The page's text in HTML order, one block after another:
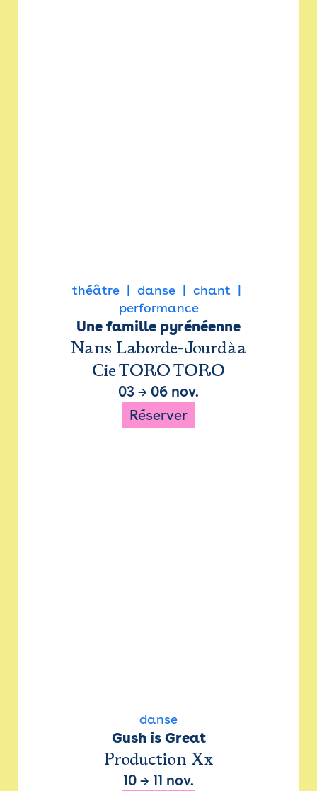
théâtre danse
chant
performance
Une famille pyrénéenne
Nans Laborde-Jourdàa
Cie TORO TORO
03 → 06 nov.
Réserver
danse
Gush is Great
Production Xx
10 → 11 nov.